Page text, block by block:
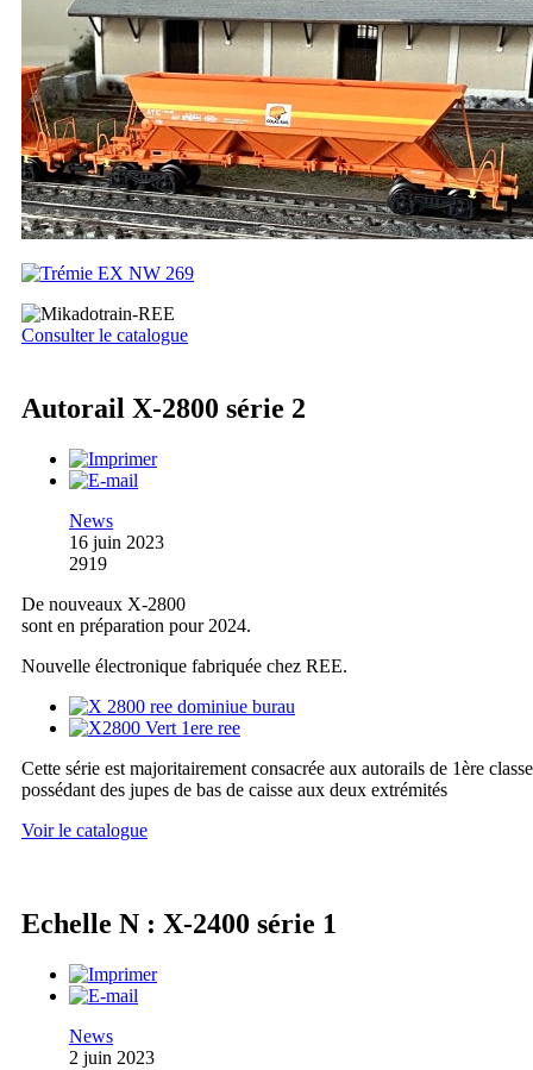
Consulter le catalogue
Autorail X-2800 série 2
News
16 juin 2023
2919
De nouveaux X-2800
sont en préparation pour 2024.
Nouvelle électronique fabriquée chez REE.
Cette série est majoritairement consacrée aux autorails de 1ère classe
possédant des jupes de bas de caisse aux deux extrémités
Voir le catalogue
Echelle N : X-2400 série 1
News
2 juin 2023